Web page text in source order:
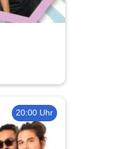
20:00 Uhr